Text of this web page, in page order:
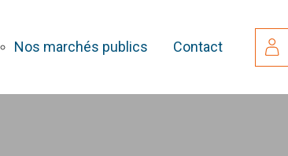
Nos marchés publics Contact